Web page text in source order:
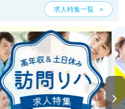
求人特集一覧